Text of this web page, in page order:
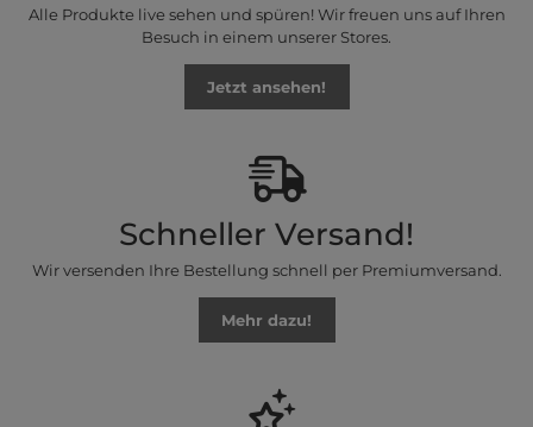
Alle Produkte live sehen und spüren! Wir freuen uns auf Ihren
Besuch in einem unserer Stores.
Jetzt ansehen!
Schneller Versand!
Wir versenden Ihre Bestellung schnell per Premiumversand.
Mehr dazu!